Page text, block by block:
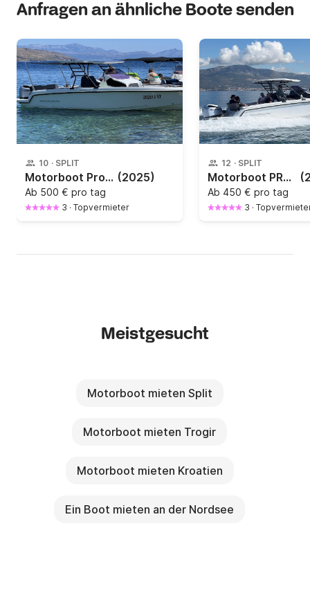
Anfragen an ähnliche Boote senden
10 · SPLIT
Motorboot Protagon Protagon 25 (2025)
Ab 500 € pro tag
3 · Topvermieter
12 · SPLIT
Motorboot PROTAGON YACHTS Space 250PS
Ab 450 € pro tag
3 ·
Meistgesucht
Motorboot mieten Split
Motorboot mieten Trogir
Motorboot mieten Kroatien
Ein Boot mieten an der Nordsee